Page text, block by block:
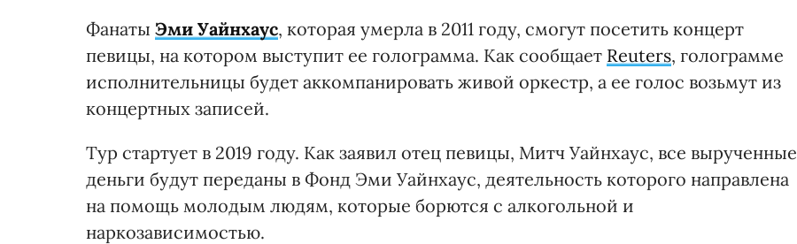
Фанаты Эми Уайнхаус, которая умерла в 2011 году, смогут посетить концерт
певицы, на котором выступит ее голограмма. Как сообщает Reuters, голограмме
исполнительницы будет аккомпанировать живой оркестр, а ее голос возьмут из
концертных записей.
Тур стартует в 2019 году. Как заявил отец певицы, Митч Уайнхаус, все вырученные
деньги будут переданы в Фонд Эми Уайнхаус, деятельность которого направлена
на помощь молодым людям, которые борются с алкогольной и
наркозависимостью.